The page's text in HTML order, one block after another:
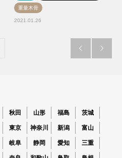
重量木骨
2021.01.26
 
秋田 山形 福島 茨城
東京 神奈川 新潟 富山
岐阜 静岡 愛知 三重